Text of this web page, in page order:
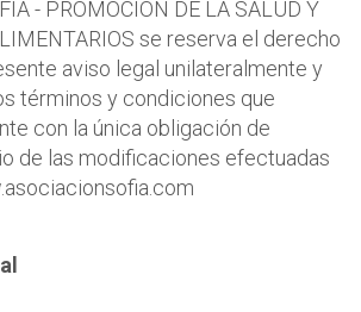
- PROMOCIÓN DE LA SALUD Y
se reserva el derecho
aviso legal unilateralmente y
términos y condiciones que
con la única obligación de
de las modificaciones efectuadas